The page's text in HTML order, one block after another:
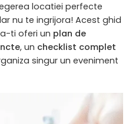
locatiei perfecte
nu te ingrijora! Acest ghid
ti oferi un plan de
, un checklist complet
singur un eveniment